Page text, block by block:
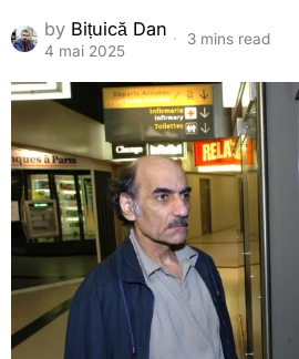
by Bițuică Dan
4 mai 2025
3 mins read